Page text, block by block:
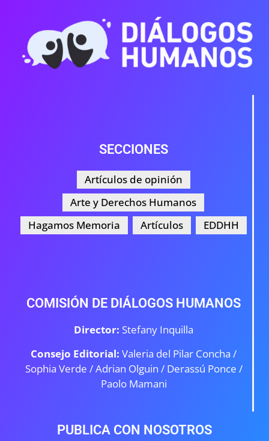
SECCIONES
Artículos de opinión
Arte y Derechos Humanos
Hagamos Memoria
Artículos EDDHH
COMISIÓN DE DIÁLOGOS HUMANOS
Director: Stefany Inquilla
Consejo Editorial: Valeria del Pilar Concha /
Sophia Verde /Adrian Olguin / Derassú Ponce /
Paolo Mamani
PUBLICA CON NOSOTROS